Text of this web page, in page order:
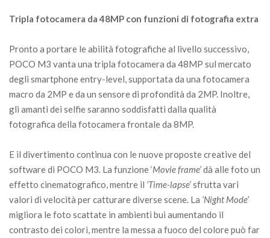
Tripla fotocamera da 48MP con funzioni di fotografia extra
Pronto a portare le abilità fotografiche al livello successivo,
POCO M3 vanta una tripla fotocamera da 48MP sul mercato
degli smartphone entry-level, supportata da una fotocamera
macro da 2MP e da un sensore di profondità da 2MP. Inoltre,
gli amanti dei selfie saranno soddisfatti dalla qualità
fotografica della fotocamera frontale da 8MP.
E il divertimento continua con le nuove proposte creative del
software di POCO M3. La funzione ‘Movie frame’dà alle foto un
effetto cinematografico, mentre il ‘Time-lapse’sfrutta vari
valori di velocità per catturare diverse scene. La ‘Night Mode’
migliora le foto scattate in ambienti bui aumentando il
contrasto dei colori, mentre la messa a fuoco del colore può far